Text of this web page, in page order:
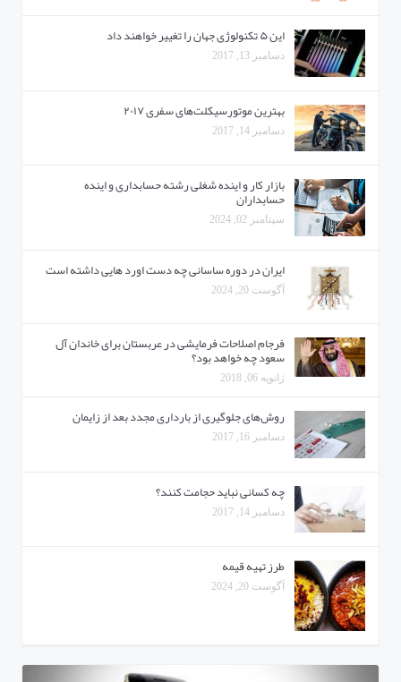
این ۵ تکنولوژی جهان را تغییر خواهند داد
دسامبر 13, 2017
بهترین موتورسیکلت‌های سفری ۲۰۱۷
دسامبر 14, 2017
بازار کار و اینده شغلی رشته حسابداری و اینده
حسابداران
سپتامبر 02, 2024
ایران در دوره ساسانی چه دست اورد هایی داشته است
آگوست 20, 2024
فرجام اصلاحات فرمایشی در عربستان برای خاندان آل
سعود چه خواهد بود؟
ژانویه 06, 2018
روش‌های جلوگیری از بارداری مجدد بعد از زایمان
دسامبر 16, 2017
چه کسانی نباید حجامت کنند؟
دسامبر 14, 2017
طرز تهیه قیمه
آگوست 20, 2024